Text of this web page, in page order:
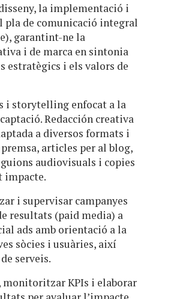
la implementació i
pla de comunicació integral
garantint-ne la
i de marca en sintonia
estratègics i els valors de
i storytelling enfocat a la
Redacción creativa
a diversos formats i
articles per al blog,
audiovisuals i copies
impacte.
i supervisar campanyes
resultats (paid media) a
ads amb orientació a la
sòcies i usuàries, així
serveis.
monitoritzar KPIs i elaborar